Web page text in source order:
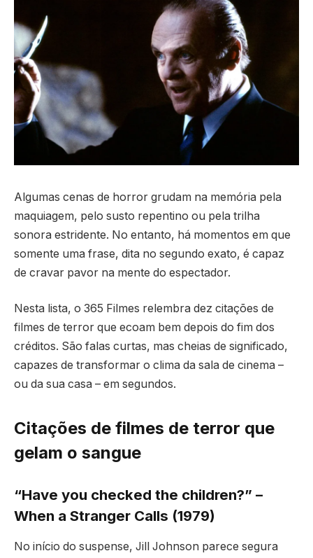
Algumas cenas de horror grudam na memória pela
maquiagem, pelo susto repentino ou pela trilha
sonora estridente. No entanto, há momentos em que
somente uma frase, dita no segundo exato, é capaz
de cravar pavor na mente do espectador.
Nesta lista, o 365 Filmes relembra dez citações de
filmes de terror que ecoam bem depois do fim dos
créditos. São falas curtas, mas cheias de significado,
capazes de transformar o clima da sala de cinema –
ou da sua casa – em segundos.
Citações de filmes de terror que
gelam o sangue
“Have you checked the children?” –
When a Stranger Calls (1979)
No início do suspense, Jill Johnson parece segura